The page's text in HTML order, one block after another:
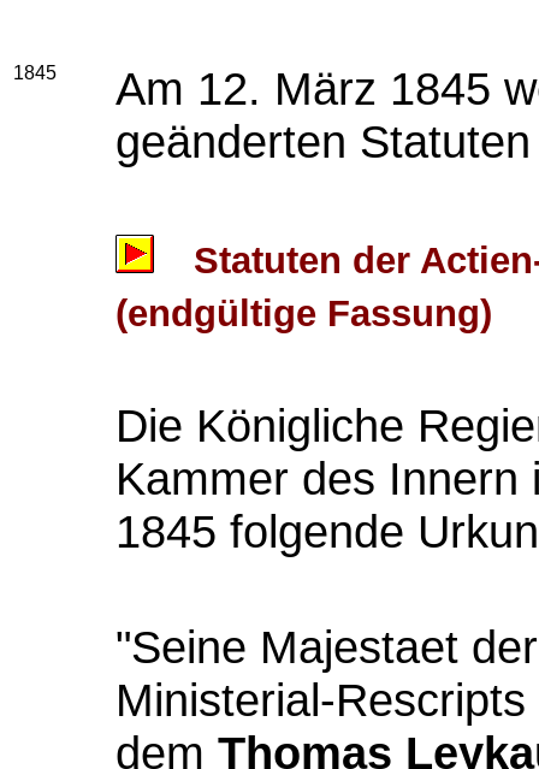
1845
Am 12. März 1845
geänderten
Statuten der
(endgültige Fassung)
Die Königliche
Kammer des Innern
1845 folgende
"Seine Majestaet
Ministerial-
dem Thomas